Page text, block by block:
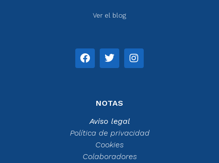
Ver el blog
NOTAS
Aviso legal
Política de privacidad
Cookies
Colaboradores